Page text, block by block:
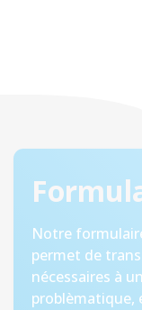
Notre
permet de
nécessaires à
problèmatique,